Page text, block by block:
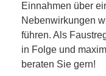
Einnahmen über
Nebenwirkungen
führen. Als
in Folge und
beraten Sie gern!